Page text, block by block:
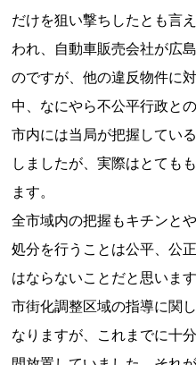
だけを狙い撃ちしたとも言
われ、自動車販売会社が広
のですが、他の違反物件に
中、なにやら不公平行政と
市内には当局が把握してい
しましたが、実際はとても
ます。
全市域内の把握もキチンと
処分を行うことは公平、公
はならないことだと思います
市街化調整区域の指導に関
なりますが、これまでに十